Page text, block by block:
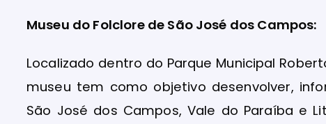
Museu do Folclore de São José dos Campos:
Localizado dentro do Parque Municipal
museu tem como objetivo desenvolver,
São José dos Campos, Vale do Paraíba e